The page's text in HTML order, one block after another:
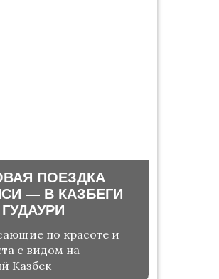
ПОЕЗДКА
— В КАЗБЕГИ
по красоте и
с видом на
Казбек